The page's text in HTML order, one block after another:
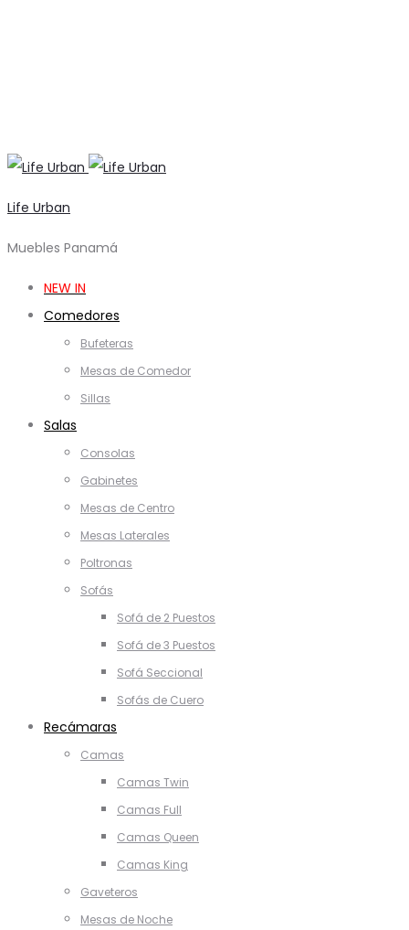
Life Urban
Muebles Panamá
NEW IN
Comedores
Bufeteras
Mesas de Comedor
Sillas
Salas
Consolas
Gabinetes
Mesas de Centro
Mesas Laterales
Poltronas
Sofás
Sofá de 2 Puestos
Sofá de 3 Puestos
Sofá Seccional
Sofás de Cuero
Recámaras
Camas
Camas Twin
Camas Full
Camas Queen
Camas King
Gaveteros
Mesas de Noche